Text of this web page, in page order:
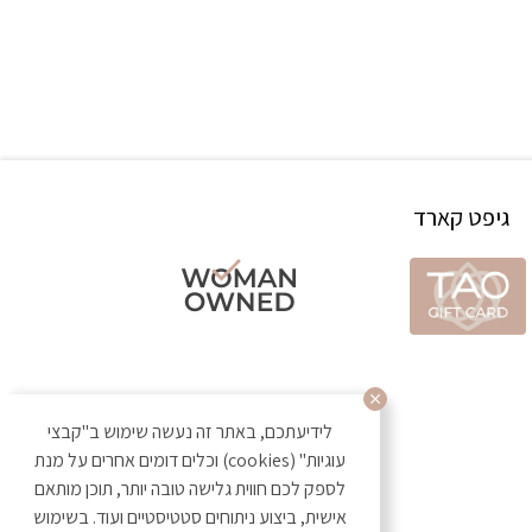
גיפט קארד
לידיעתכם, באתר זה נעשה שימוש ב"קבצי
עוגיות" (cookies) וכלים דומים אחרים על מנת
לספק לכם חווית גלישה טובה יותר, תוכן מותאם
אישית, ביצוע ניתוחים סטטיסטיים ועוד. בשימוש